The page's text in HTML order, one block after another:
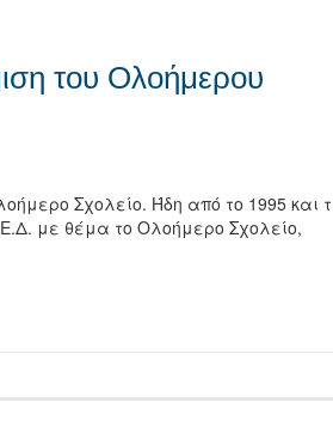
του Ολοήμερου
Σχολείο. Ήδη από το 1995 και
με θέμα το Ολοήμερο Σχολείο,